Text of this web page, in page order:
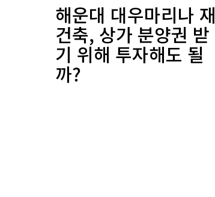
해운대 대우마리나 재
건축, 상가 분양권 받
기 위해 투자해도 될
까?